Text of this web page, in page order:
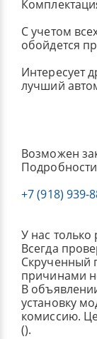
С учетом
обойдется
Интересует
лучший
Возможен
+7 (918) 939-
У нас
Всегда
Скрученный
причинами
В
установку
комиссию.
().